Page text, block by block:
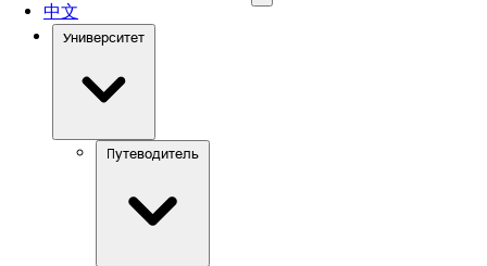
中文
Университет
Путеводитель